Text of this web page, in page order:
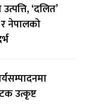
‘दलित’
नेपालको
उत्कृष्ट